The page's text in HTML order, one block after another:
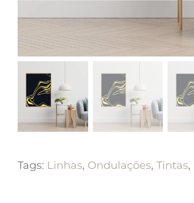
Tags: Linhas, Ondulações, Tintas,